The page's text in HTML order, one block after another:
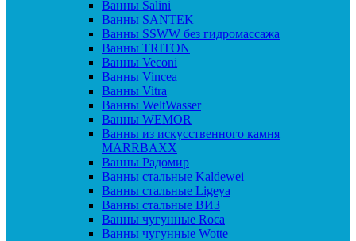
Ванны Salini
Ванны SANTEK
Ванны SSWW без гидромассажа
Ванны TRITON
Ванны Veconi
Ванны Vincea
Ванны Vitra
Ванны WeltWasser
Ванны WEMOR
Ванны из искусственного камня
MARRBAXX
Ванны Радомир
Ванны стальные Kaldewei
Ванны стальные Ligeya
Ванны стальные ВИЗ
Ванны чугунные Roca
Ванны чугунные Wotte